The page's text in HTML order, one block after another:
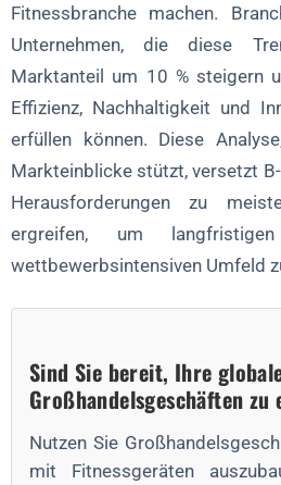
Fitnessbranche machen.
Unternehmen, die diese
Marktanteil um 10 % steigern
Effizienz, Nachhaltigkeit und
erfüllen können. Diese
Markteinblicke stützt, versetzt
Herausforderungen zu
ergreifen, um
wettbewerbsintensiven Umfeld
Sind Sie bereit, Ihre
Großhandelsgeschäften zu
Nutzen Sie
mit Fitnessgeräten